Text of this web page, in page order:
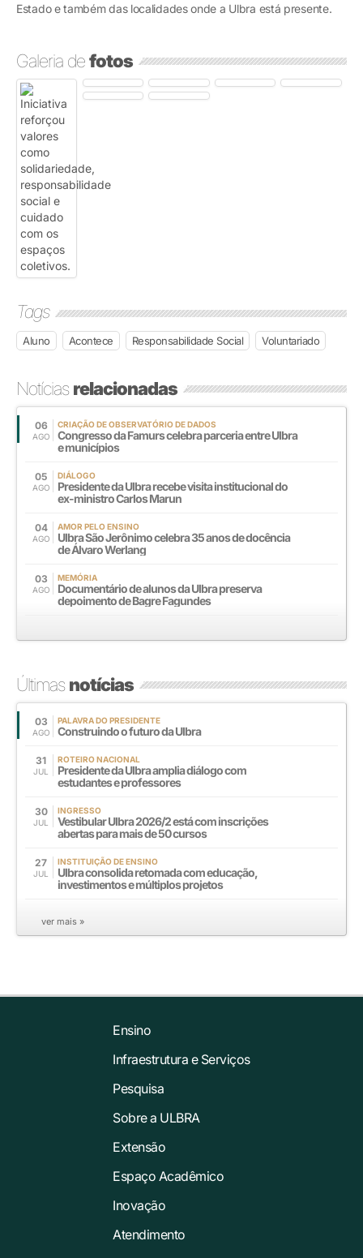
Estado e também das localidades onde a Ulbra está presente.
Galeria defotos
Tags
Aluno Acontece Responsabilidade Social Voluntariado
Notíciasrelacionadas
06
AGO
CRIAÇÃO DE OBSERVATÓRIO DE DADOS
Congresso da Famurs celebra parceria entre Ulbra
e municípios
05
AGO
DIÁLOGO
Presidente da Ulbra recebe visita institucional do
ex-ministro Carlos Marun
04
AGO
AMOR PELO ENSINO
Ulbra São Jerônimo celebra 35 anos de docência
de Álvaro Werlang
03
AGO
MEMÓRIA
Documentário de alunos da Ulbra preserva
depoimento de Bagre Fagundes
Últimasnotícias
03
AGO
PALAVRA DO PRESIDENTE
Construindo o futuro da Ulbra
31
JUL
ROTEIRO NACIONAL
Presidente da Ulbra amplia diálogo com
estudantes e professores
30
JUL
INGRESSO
Vestibular Ulbra 2026/2 está com inscrições
abertas para mais de 50 cursos
27
JUL
INSTITUIÇÃO DE ENSINO
Ulbra consolida retomada com educação,
investimentos e múltiplos projetos
ver mais »
Ensino
Infraestrutura e Serviços
Pesquisa
Sobre a ULBRA
Extensão
Espaço Acadêmico
Inovação
Atendimento